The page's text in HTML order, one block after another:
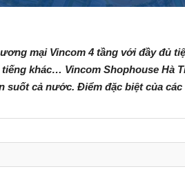
mại Vincom 4 tầng với đầy đủ
tiếng khác… Vincom Shophouse Hà
cả nước. Điểm đặc biệt của